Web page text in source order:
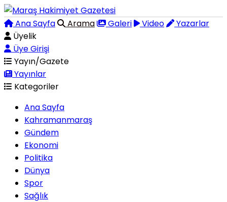
Ana Sayfa Arama Galeri Video
Yazarlar
Üyelik
Üye Girişi
Yayın/Gazete
Yayınlar
Kategoriler
Ana Sayfa
Kahramanmaraş
Gündem
Ekonomi
Politika
Dünya
Spor
Sağlık